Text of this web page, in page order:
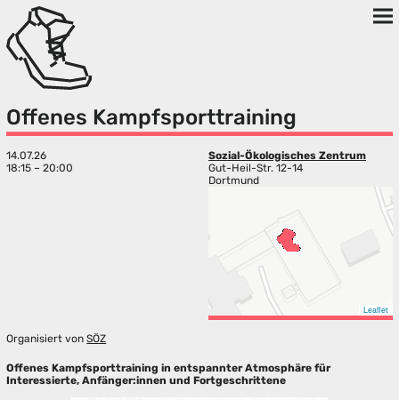
Offenes Kampfsporttraining
14.07.26
18:15 – 20:00
Sozial-Ökologisches Zentrum
Gut-Heil-Str. 12-14
Dortmund
Leaflet
Organisiert vonSÖZ
Offenes Kampfsporttraining in entspannter Atmosphäre für
Interessierte, Anfänger:innen und Fortgeschrittene